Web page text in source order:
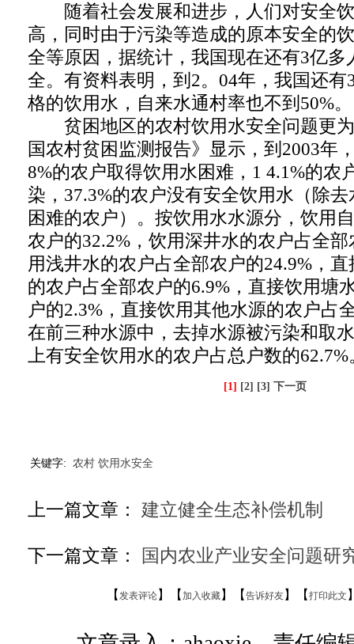
随着社会发展和进步，人们对安全饮
高，同时由于污染等造成的原本安全的
全等原因，据统计，我国现在还有3亿多
全。有资料表明，到2。04年，我国还有
格的饮用水，自来水通村率也不到50%。
贫困地区的农村饮用水安全问题更为
国农村贫困监测报告》显示，到2003年
8%的农户取得饮用水困难，1 4.1%的农
染，37.3%的农户没有安全饮用水（除
困难的农户）。按饮用水水源分，饮用
农户的32.2%，饮用深井水的农户占全
用浅井水的农户占全部农户的24.9%，
的农户占全部农户的6.9%，直接饮用塘
户的2.3%，直接饮用其他水源的农户占
在前三种水源中，去掉水源被污染和取
上有安全饮用水的农户占总户数的62.7%
[1] [2] [3] 下一页
关键字: 农村 饮用水安全
上一篇文章： 建立健全生态补偿机制
下一篇文章： 国内农业产业安全问题研
【 发表评论 】【 加入收藏 】【 告诉好友 】【 打印此文